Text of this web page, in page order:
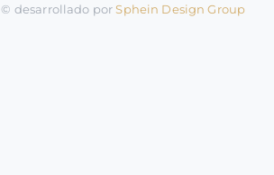
©️ desarrollado porSphein Design Group